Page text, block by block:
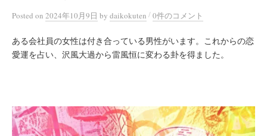
Posted on 2024年10月9日 by daikokuten /0件のコメント
ある会社員の女性は付き合っている男性がいます。これからの恋
愛運を占い、沢風大過から雷風恒に変わる卦を得ました。